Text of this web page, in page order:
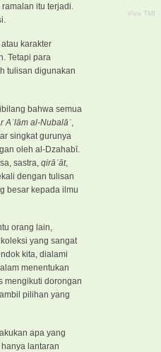
itu terjadi.
karakter
Tetapi para
tulisan digunakan
bahwa semua
Aʿlām al-Nubalāʾ
singkat gurunya
oleh al-Dzahabī.
sastra, qirāʾāt,
dengan tulisan
besar kepada ilmu
orang lain,
yang sangat
kita, dialami
menentukan
mengikuti dorongan
pilihan yang
apa yang
lantaran
Viva TMI ·